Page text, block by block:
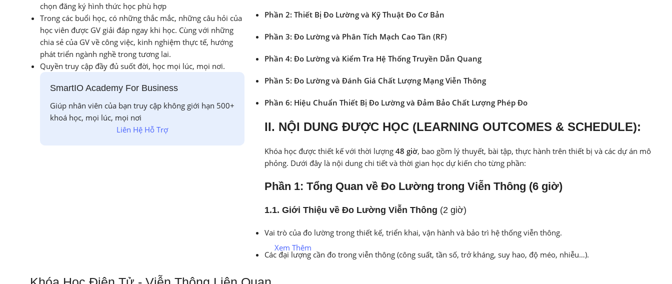
chọn đăng ký hình thức học phù hợp
Trong các buổi học, có những thắc mắc, những câu hỏi của
học viên được GV giải đáp ngay khi học. Cùng với những
chia sẻ của GV về công việc, kinh nghiệm thực tế, hướng
phát triển ngành nghề trong tương lai.
Quyền truy cập đầy đủ suốt đời, học mọi lúc, mọi nơi.
SmartIO Academy For Business
Giúp nhân viên của bạn truy cập không giới hạn 500+
khoá học, mọi lúc, mọi nơi
Liên Hệ Hỗ Trợ
Phần 2: Thiết Bị Đo Lường và Kỹ Thuật Đo Cơ Bản
Phần 3: Đo Lường và Phân Tích Mạch Cao Tần (RF)
Phần 4: Đo Lường và Kiểm Tra Hệ Thống Truyền Dẫn Quang
Phần 5: Đo Lường và Đánh Giá Chất Lượng Mạng Viễn Thông
Phần 6: Hiệu Chuẩn Thiết Bị Đo Lường và Đảm Bảo Chất Lượng Phép Đo
II. NỘI DUNG ĐƯỢC HỌC (LEARNING OUTCOMES & SCHEDULE):
Khóa học được thiết kế với thời lượng48 giờ, bao gồm lý thuyết, bài tập, thực hành trên thiết bị và các dự án mô
phỏng. Dưới đây là nội dung chi tiết và thời gian học dự kiến cho từng phần:
Phần 1: Tổng Quan về Đo Lường trong Viễn Thông (6 giờ)
1.1. Giới Thiệu về Đo Lường Viễn Thông (2 giờ)
Vai trò của đo lường trong thiết kế, triển khai, vận hành và bảo trì hệ thống viễn thông.
Các đại lượng cần đo trong viễn thông (công suất, tần số, trở kháng, suy hao, độ méo, nhiễu…).
Xem Thêm